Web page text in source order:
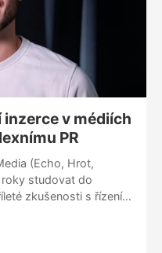
inzerce v médiích
PR
(Echo, Hrot,
studovat do
zkušenosti s řízením